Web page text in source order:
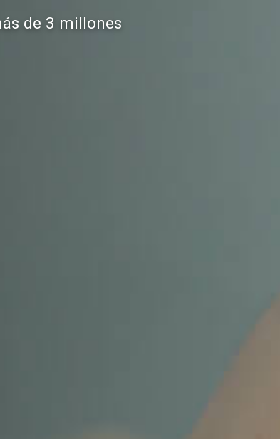
de 3 millones